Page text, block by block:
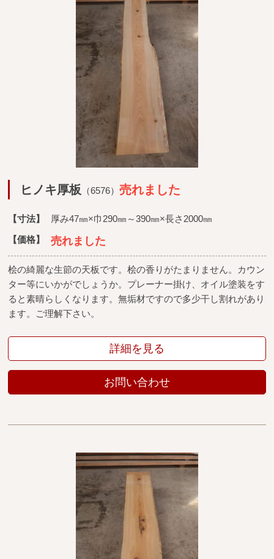
ヒノキ厚板 （6576）売れました
【寸法】
厚み47㎜×巾290㎜～390㎜×長さ2000㎜
【価格】
売れました
桧の綺麗な生節の天板です。桧の香りがたまりません。カウン
ター等にいかがでしょうか。プレーナー掛け、オイル塗装をす
ると素晴らしくなります。無垢材ですので多少干し割れがあり
ます。ご理解下さい。
詳細を見る
お問い合わせ